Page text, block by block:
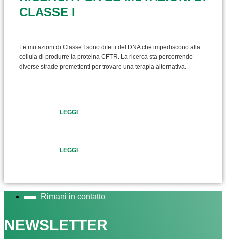
CLASSE I
Le mutazioni di Classe I sono difetti del DNA che impediscono alla
cellula di produrre la proteina CFTR. La ricerca sta percorrendo
diverse strade promettenti per trovare una terapia alternativa.
LEGGI
LEGGI
Rimani in contatto
NEWSLETTER